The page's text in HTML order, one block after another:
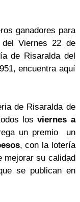
ganadores para
Viernes 22 de
de Risaralda del
encuentra aquí
de Risaralda de
losviernes a
un premio un
, con la lotería
mejorar su calidad
se publican en